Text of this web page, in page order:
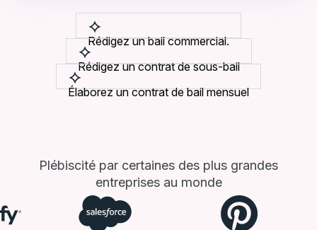
Rédigez un bail commercial.
Rédigez un contrat de sous-bail
Élaborez un contrat de bail mensuel
Plébiscité par certaines des plus grandes
entreprises au monde